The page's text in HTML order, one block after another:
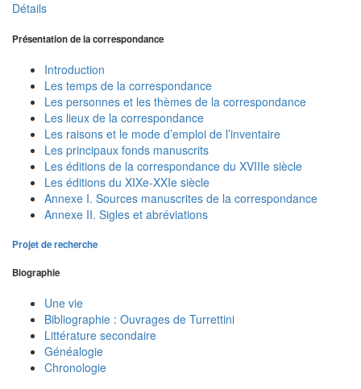
Détails
Présentation de la correspondance
Introduction
Les temps de la correspondance
Les personnes et les thèmes de la correspondance
Les lieux de la correspondance
Les raisons et le mode d’emploi de l’inventaire
Les principaux fonds manuscrits
Les éditions de la correspondance du XVIIIe siècle
Les éditions du XIXe-XXIe siècle
Annexe I. Sources manuscrites de la correspondance
Annexe II. Sigles et abréviations
Projet de recherche
Biographie
Une vie
Bibliographie : Ouvrages de Turrettini
Littérature secondaire
Généalogie
Chronologie